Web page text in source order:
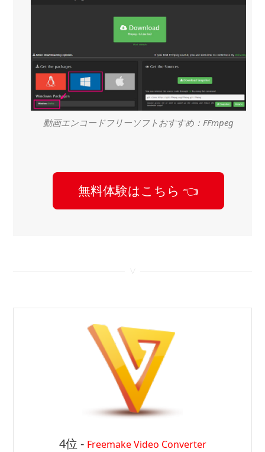
動画エンコードフリーソフトおすすめ：FFmpeg
無料体験はこちら 👈
4位 - Freemake Video Converter